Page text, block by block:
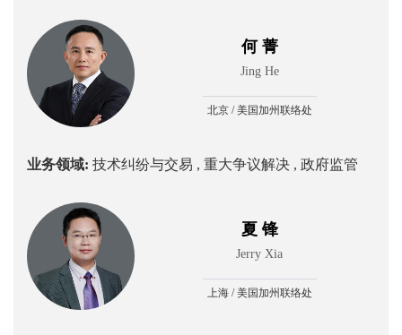
何 菁
Jing He
北京 / 美国加州联络处
业务领域: 技术纠纷与交易 , 重大争议解决 , 政府监管
夏 锋
Jerry Xia
上海 / 美国加州联络处